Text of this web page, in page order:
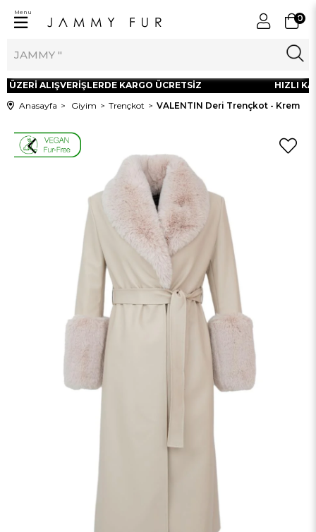
0
Menu
ALIŞVERİŞLERDE KARGO ÜCRETSİZ
HIZLI
Anasayfa
Giyim Trençkot VALENTIN Deri Trençkot - Krem